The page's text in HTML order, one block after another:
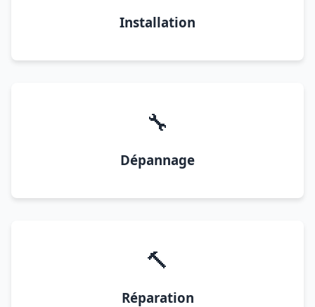
Installation
🔧
Dépannage
🔨
Réparation